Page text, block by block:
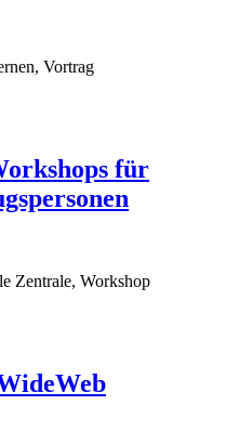
Vortrag
für
Zentrale, Workshop